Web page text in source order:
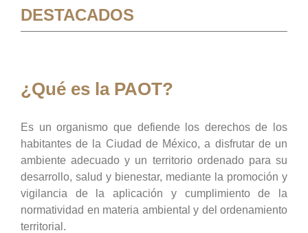
DESTACADOS
¿Qué es la PAOT?
Es un organismo que defiende los derechos de los
habitantes de la Ciudad de México, a disfrutar de un
ambiente adecuado y un territorio ordenado para su
desarrollo, salud y bienestar, mediante la promoción y
vigilancia de la aplicación y cumplimiento de la
normatividad en materia ambiental y del ordenamiento
territorial.